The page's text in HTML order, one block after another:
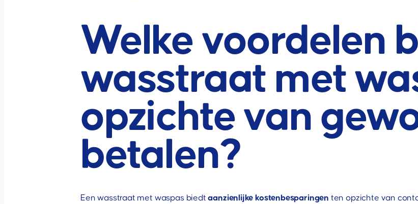
Welke voordelen
wasstraat met
opzichte van
betalen?
Een wasstraat met waspas biedtaanzienlijke kostenbesparingen ten opzichte van